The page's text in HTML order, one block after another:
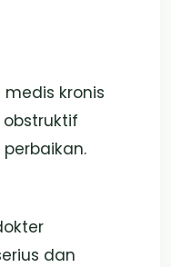
kronis
dan